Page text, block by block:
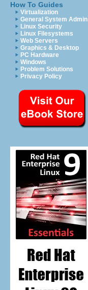
How To Guides
Virtualization
General System Admin
Linux Security
Linux Filesystems
Web Servers
Graphics & Desktop
PC Hardware
Windows
Problem Solutions
Privacy Policy